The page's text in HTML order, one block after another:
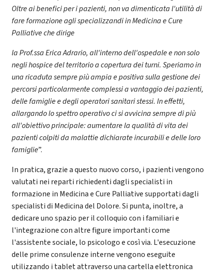
Oltre ai benefici per i pazienti, non va dimenticata l'utilità di
fare formazione agli specializzandi in Medicina e Cure
Palliative che dirige
la Prof.ssa Erica Adrario, all'interno dell'ospedale e non solo
negli hospice del territorio a copertura dei turni. Speriamo in
una ricaduta sempre più ampia e positiva sulla gestione dei
percorsi particolarmente complessi a vantaggio dei pazienti,
delle famiglie e degli operatori sanitari stessi. In effetti,
allargando lo spettro operativo ci si avvicina sempre di più
all'obiettivo principale: aumentare la qualità di vita dei
pazienti colpiti da malattie dichiarate incurabili e delle loro
famiglie”.
In pratica, grazie a questo nuovo corso, i pazienti vengono
valutati nei reparti richiedenti dagli specialisti in
formazione in Medicina e Cure Palliative supportati dagli
specialisti di Medicina del Dolore. Si punta, inoltre, a
dedicare uno spazio per il colloquio con i familiari e
l'integrazione con altre figure importanti come
l'assistente sociale, lo psicologo e così via. L'esecuzione
delle prime consulenze interne vengono eseguite
utilizzando i tablet attraverso una cartella elettronica